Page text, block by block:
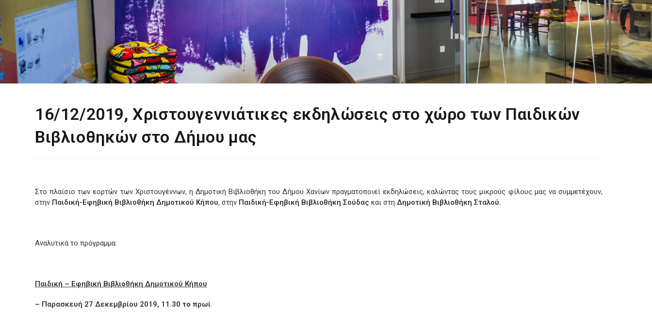
16/12/2019, Χριστουγεννιάτικες εκδηλώσεις στο χώρο των Παιδικών
Βιβλιοθηκών στο Δήμου μας
Στο πλαίσιο των εορτών των Χριστουγέννων, η Δημοτική Βιβλιοθήκη του Δήμου Χανίων πραγματοποιεί εκδηλώσεις, καλώντας τους μικρούς φίλους μας να συμμετέχουν,
στην Παιδική-Εφηβική Βιβλιοθήκη Δημοτικού Κήπου, στην Παιδική-Εφηβική Βιβλιοθήκη Σούδας και στη Δημοτική Βιβλιοθήκη Σταλού.
Αναλυτικά το πρόγραμμα:
Παιδική – Εφηβική Βιβλιοθήκη Δημοτικού Κήπου
– Παρασκευή 27 Δεκεμβρίου 2019, 11.30 το πρωί